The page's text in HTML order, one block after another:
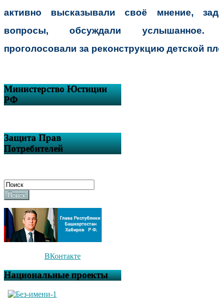
активно высказывали своё мнение,
вопросы, обсуждали
проголосовали за реконструкцию детской
Министерство Юстиции
РФ
Защита Прав
Потребителей
Поиск
ВКонтакте
Национальные проекты